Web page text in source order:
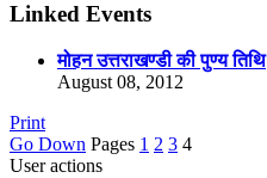
Linked Events
मोहन उत्तराखण्डी की पुण्य तिथि
August 08, 2012
Print
Go Down Pages 1 2 3 4
User actions